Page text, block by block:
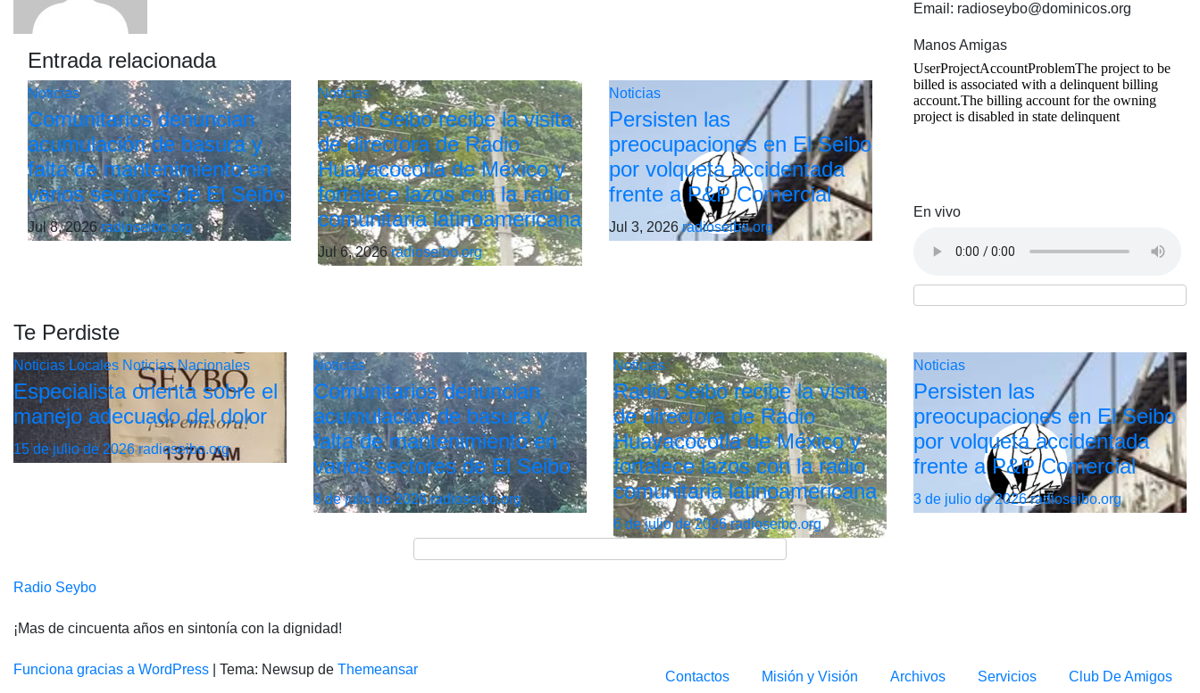
Entrada relacionada
Noticias
Comunitarios denuncian
acumulación de basura y
falta de mantenimiento en
varios sectores de El Seibo
Jul 8, 2026radioseibo.org
Noticias
Radio Seibo recibe la visita
de directora de Radio
Huayacocotla de México y
fortalece lazos con la radio
comunitaria latinoamericana
Jul 6, 2026radioseibo.org
Noticias
Persisten las
preocupaciones en El Seibo
por volqueta accidentada
frente a P&P Comercial
Jul 3, 2026radioseibo.org
Email: radioseybo@dominicos.org
Manos Amigas
En vivo
Te Perdiste
Noticias Locales Noticias Nacionales
Especialista orienta sobre el
manejo adecuado del dolor
15 de julio de 2026radioseibo.org
Noticias
Comunitarios denuncian
acumulación de basura y
falta de mantenimiento en
varios sectores de El Seibo
8 de julio de 2026radioseibo.org
Noticias
Radio Seibo recibe la visita
de directora de Radio
Huayacocotla de México y
fortalece lazos con la radio
comunitaria latinoamericana
6 de julio de 2026radioseibo.org
Noticias
Persisten las
preocupaciones en El Seibo
por volqueta accidentada
frente a P&P Comercial
3 de julio de 2026radioseibo.org
Radio Seybo
¡Mas de cincuenta años en sintonía con la dignidad!
Funciona gracias a WordPress Tema: Newsup de Themeansar Contactos Misión y Visión Archivos Servicios Club De Amigos